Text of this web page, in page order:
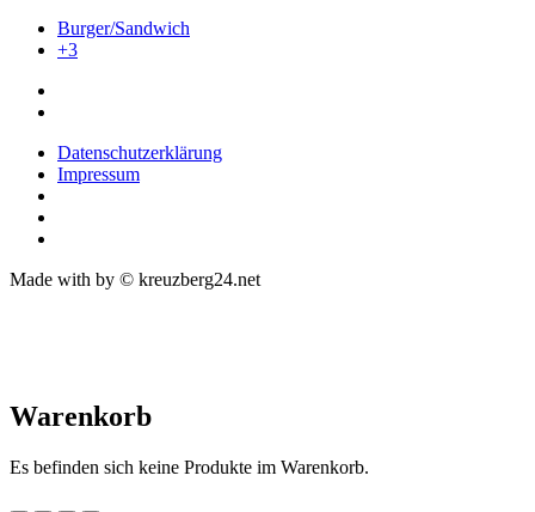
Burger/Sandwich
+3
Datenschutzerklärung
Impressum
Made with by © kreuzberg24.net
Warenkorb
Es befinden sich keine Produkte im Warenkorb.